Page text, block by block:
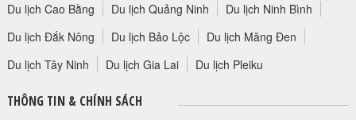
Du lịch Cao Bằng Du lịch Quảng Ninh
Du lịch Ninh Bình
Du lịch Đắk Nông
Du lịch Bảo Lộc
Du lịch Măng Đen
Du lịch Tây Ninh
Du lịch Gia Lai Du lịch Pleiku
THÔNG TIN & CHÍNH SÁCH